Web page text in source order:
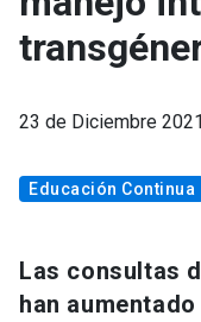
23 de Diciembre 2021
Educación Continua
Las consultas
han